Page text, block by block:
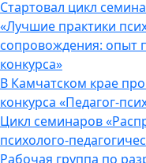
Стартовал цикл
«Лучшие практики
сопровождения: опыт
конкурса»
В Камчатском крае
конкурса «Педагог-
Цикл семинаров
психолого-
Рабочая группа по